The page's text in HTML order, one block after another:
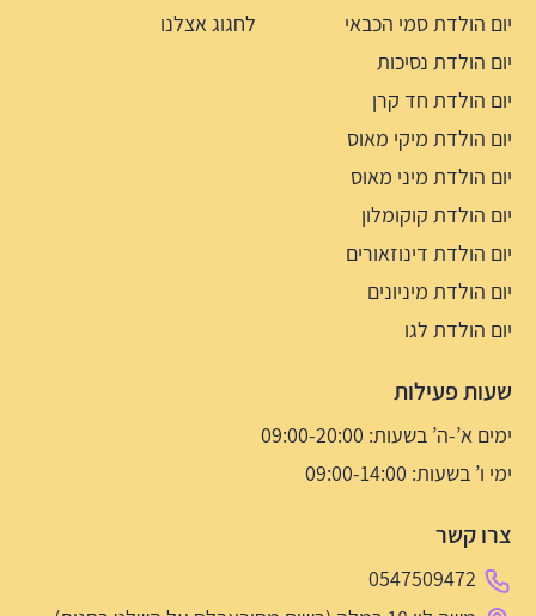
יום הולדת סמי הכבאי
יום הולדת נסיכות
יום הולדת חד קרן
יום הולדת מיקי מאוס
יום הולדת מיני מאוס
יום הולדת קוקומלון
יום הולדת דינוזאורים
יום הולדת מיניונים
יום הולדת לגו
לחגוג אצלנו
שעות פעילות
ימים א’-ה’ בשעות: 09:00-20:00
ימי ו’ בשעות: 09:00-14:00
צרו קשר
0547509472